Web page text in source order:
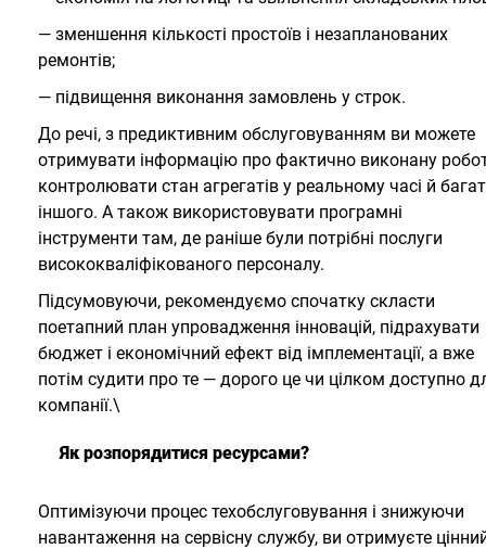
— зменшення кількості простоїв і незапланованих
ремонтів;
— підвищення виконання замовлень у строк.
До речі, з предиктивним обслуговуванням ви можете
отримувати інформацію про фактично виконану
контролювати стан агрегатів у реальному часі й
іншого. А також використовувати програмні
інструменти там, де раніше були потрібні послуги
висококваліфікованого персоналу.
Підсумовуючи, рекомендуємо спочатку скласти
поетапний план упровадження інновацій, підрахувати
бюджет і економічний ефект від імплементації, а вже
потім судити про те — дорого це чи цілком доступно
компанії.\
Як розпорядитися ресурсами?
Оптимізуючи процес техобслуговування і знижуючи
навантаження на сервісну службу, ви отримуєте